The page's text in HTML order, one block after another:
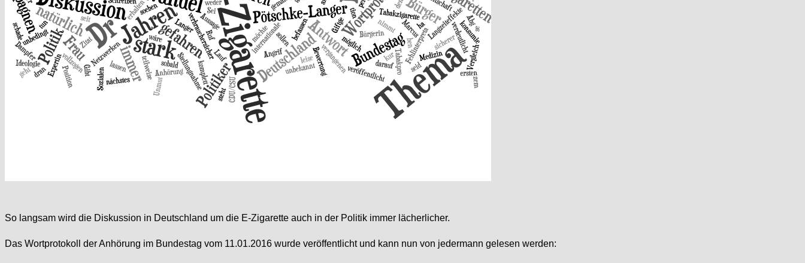
So langsam wird die Diskussion in Deutschland um die E-Zigarette auch in der Politik immer lächerlicher.
Das Wortprotokoll der Anhörung im Bundestag vom 11.01.2016 wurde veröffentlicht und kann nun von jedermann gelesen werden: